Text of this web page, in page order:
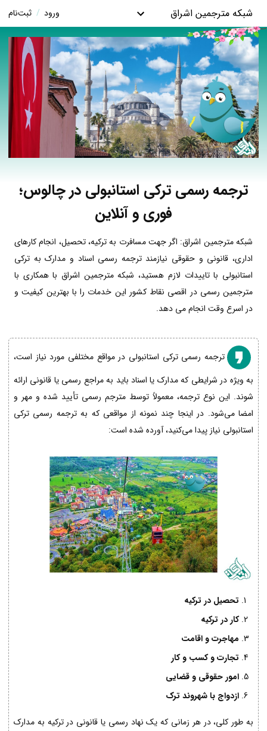
شبکه مترجمین اشراق ورود / ثبت‌نام
ترجمه رسمی ترکی استانبولی در چالوس؛
فوری و آنلاین
شبکه مترجمین اشراق: اگر جهت مسافرت به ترکیه، تحصیل، انجام کارهای
اداری، قانونی و حقوقی نیازمند ترجمه رسمی اسناد و مدارک به ترکی
استانبولی با تاییدات لازم هستید، شبکه مترجمین اشراق با همکاری با
مترجمین رسمی در اقصی نقاط کشور این خدمات را با بهترین کیفیت و
در اسرع وقت انجام می دهد.
ترجمه رسمی ترکی استانبولی در مواقع مختلفی مورد نیاز است،
به ویژه در شرایطی که مدارک یا اسناد باید به مراجع رسمی یا قانونی ارائه
شوند. این نوع ترجمه، معمولاً توسط مترجم رسمی تأیید شده و مهر و
امضا می‌شود. در اینجا چند نمونه از مواقعی که به ترجمه رسمی ترکی
استانبولی نیاز پیدا می‌کنید، آورده شده است:
تحصیل در ترکیه
کار در ترکیه
مهاجرت و اقامت
تجارت و کسب و کار
امور حقوقی و قضایی
ازدواج با شهروند ترک
به طور کلی، در هر زمانی که یک نهاد رسمی یا قانونی در ترکیه به مدارک